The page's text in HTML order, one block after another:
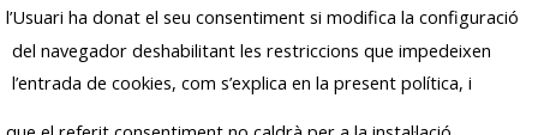
l’Usuari ha donat el seu consentiment si modifica la configuració
del navegador deshabilitant les restriccions que impedeixen
l’entrada de cookies, com s’explica en la present política, i